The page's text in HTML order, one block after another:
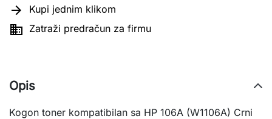
 Kupi jednim klikom
 Zatraži predračun za firmu
Opis
Kogon toner kompatibilan sa HP 106A (W1106A) Crni